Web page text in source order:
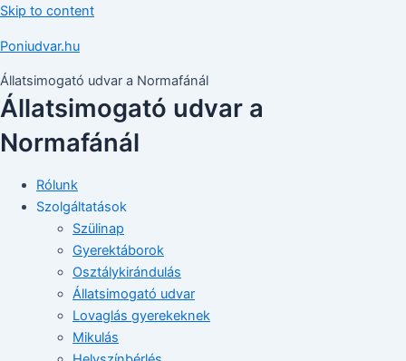
Skip to content
Poniudvar.hu
Állatsimogató udvar a Normafánál
Állatsimogató udvar a
Normafánál
Rólunk
Szolgáltatások
Szülinap
Gyerektáborok
Osztálykirándulás
Állatsimogató udvar
Lovaglás gyerekeknek
Mikulás